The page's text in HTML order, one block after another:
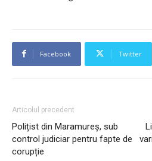
Facebook Twitter
Articolul precedent
Polițist din Maramureș, sub
control judiciar pentru fapte de
corupție